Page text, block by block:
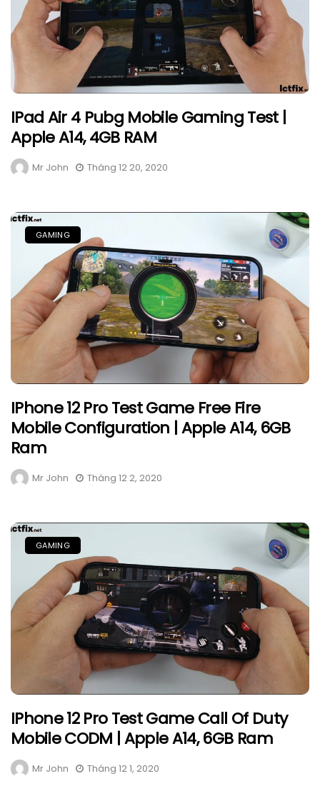
IPad Air 4 Pubg Mobile Gaming Test |
Apple A14, 4GB RAM
Mr John Tháng 12 20, 2020
GAMING
IPhone 12 Pro Test Game Free Fire
Mobile Configuration | Apple A14, 6GB
Ram
Mr John Tháng 12 2, 2020
GAMING
IPhone 12 Pro Test Game Call Of Duty
Mobile CODM | Apple A14, 6GB Ram
Mr John Tháng 12 1, 2020